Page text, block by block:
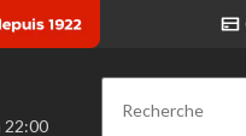
⋅ Fermeture à 22:00 Recherche